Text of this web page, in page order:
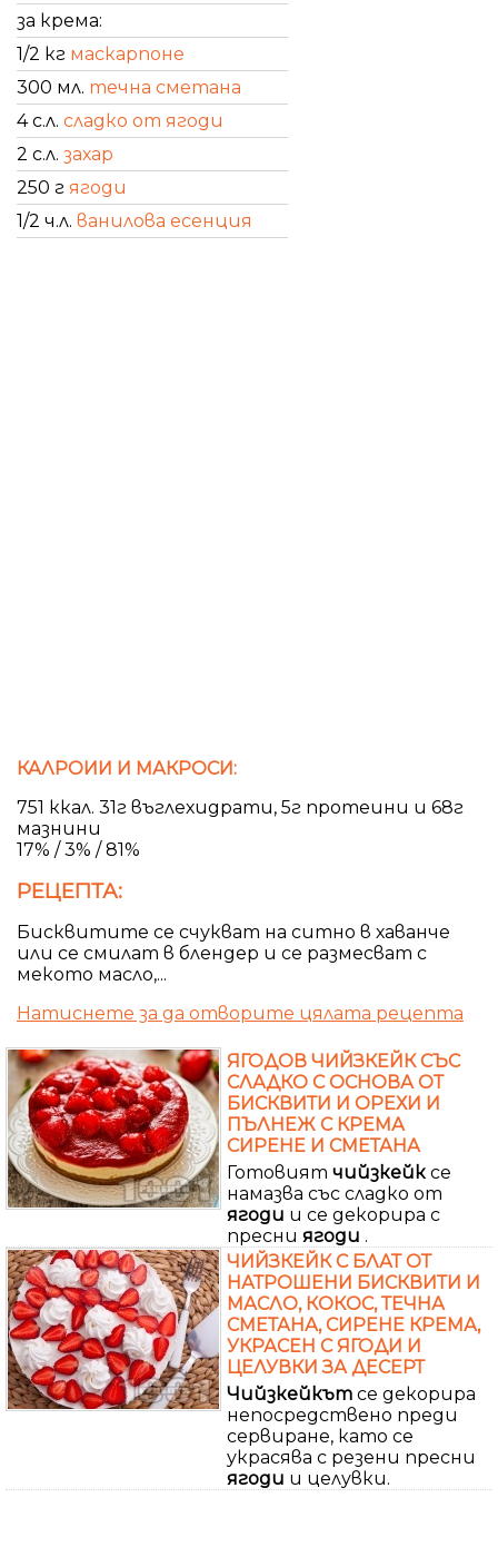
за крема:
1/2 кг маскарпоне
300 мл. течна сметана
4 с.л. сладко от ягоди
2 с.л. захар
250 г ягоди
1/2 ч.л. ванилова есенция
КАЛРОИИ И МАКРОСИ:
751 ккал. 31г въглехидрати, 5г протеини и 68г
мазнини
17% / 3% / 81%
РЕЦЕПТА:
Бисквитите се счукват на ситно в хаванче
или се смилат в блендер и се размесват с
мекото масло,...
Натиснете за да отворите цялата рецепта
ЯГОДОВ ЧИЙЗКЕЙК СЪС
СЛАДКО С ОСНОВА ОТ
БИСКВИТИ И ОРЕХИ И
ПЪЛНЕЖ С КРЕМА
СИРЕНЕ И СМЕТАНА
Готовият чийзкейк се
намазва със сладко от
ягоди и се декорира с
пресни ягоди .
ЧИЙЗКЕЙК С БЛАТ ОТ
НАТРОШЕНИ БИСКВИТИ И
МАСЛО, КОКОС, ТЕЧНА
СМЕТАНА, СИРЕНЕ КРЕМА,
УКРАСЕН С ЯГОДИ И
ЦЕЛУВКИ ЗА ДЕСЕРТ
Чийзкейкът се декорира
непосредствено преди
сервиране, като се
украсява с резени пресни
ягоди и целувки.